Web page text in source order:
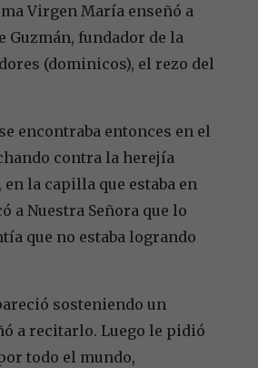
Virgen María enseñó a
Guzmán, fundador de la
(dominicos), el rezo del
encontraba entonces en el
contra la herejía
en la capilla que estaba en
a Nuestra Señora que lo
que no estaba logrando
sosteniendo un
a recitarlo. Luego le pidió
todo el mundo,